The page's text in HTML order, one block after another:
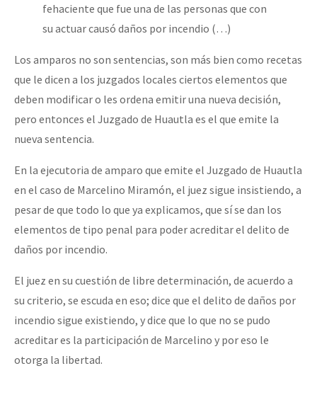
fehaciente que fue una de las personas que con
su actuar causó daños por incendio (…)
Los amparos no son sentencias, son más bien como recetas
que le dicen a los juzgados locales ciertos elementos que
deben modificar o les ordena emitir una nueva decisión,
pero entonces el Juzgado de Huautla es el que emite la
nueva sentencia.
En la ejecutoria de amparo que emite el Juzgado de Huautla
en el caso de Marcelino Miramón, el juez sigue insistiendo, a
pesar de que todo lo que ya explicamos, que sí se dan los
elementos de tipo penal para poder acreditar el delito de
daños por incendio.
El juez en su cuestión de libre determinación, de acuerdo a
su criterio, se escuda en eso; dice que el delito de daños por
incendio sigue existiendo, y dice que lo que no se pudo
acreditar es la participación de Marcelino y por eso le
otorga la libertad.